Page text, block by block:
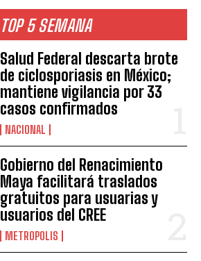
TOP 5 SEMANA
Salud Federal descarta brote
de ciclosporiasis en México;
mantiene vigilancia por 33
casos confirmados
NACIONAL
Gobierno del Renacimiento
Maya facilitará traslados
gratuitos para usuarias y
usuarios del CREE
METROPOLIS